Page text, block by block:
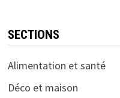
SECTIONS
Alimentation et santé
Déco et maison